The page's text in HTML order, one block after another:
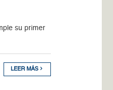
su primer
LEER MÁS